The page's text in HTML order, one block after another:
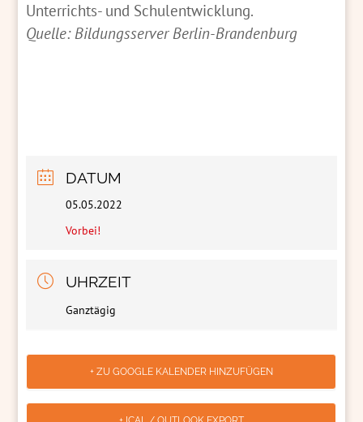
Unterrichts- und Schulentwicklung.
Quelle: Bildungsserver Berlin-Brandenburg
DATUM
05.05.2022
Vorbei!
UHRZEIT
Ganztägig
+ ZU GOOGLE KALENDER HINZUFÜGEN